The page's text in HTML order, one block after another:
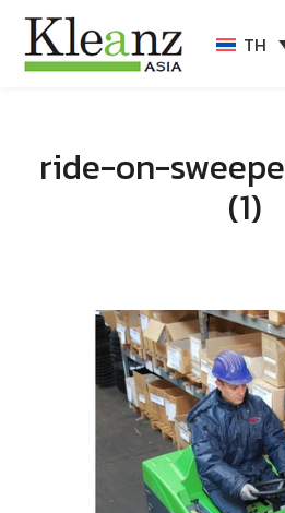
TH
ride-on-
(1)